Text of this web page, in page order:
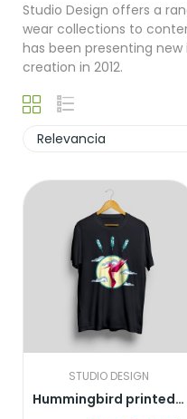
Studio Design offers a
wear collections to
has been presenting
creation in 2012.
Relevancia
STUDIO DESIGN
Hummingbird printed t-shirt